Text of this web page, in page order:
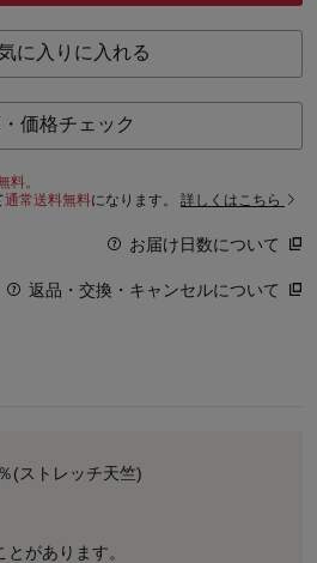
に入りに入れる
価格チェック
料。
通常送料無料になります。 詳しくはこちら
お届け日数について
返品・交換・キャンセルについて
(ストレッチ天竺)
があります。